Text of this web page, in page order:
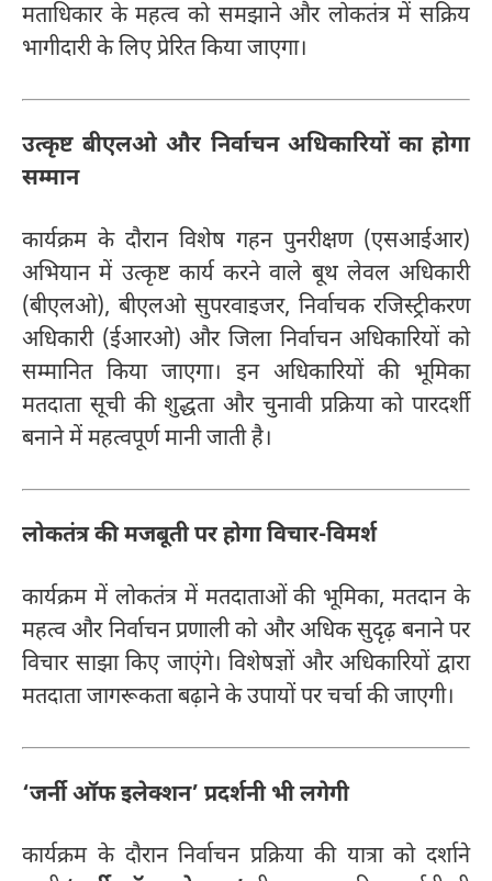
मताधिकार के महत्व को समझाने और लोकतंत्र में सक्रिय
भागीदारी के लिए प्रेरित किया जाएगा।
उत्कृष्ट बीएलओ और निर्वाचन अधिकारियों का होगा
सम्मान
कार्यक्रम के दौरान विशेष गहन पुनरीक्षण (एसआईआर)
अभियान में उत्कृष्ट कार्य करने वाले बूथ लेवल अधिकारी
(बीएलओ), बीएलओ सुपरवाइजर, निर्वाचक रजिस्ट्रीकरण
अधिकारी (ईआरओ) और जिला निर्वाचन अधिकारियों को
सम्मानित किया जाएगा। इन अधिकारियों की भूमिका
मतदाता सूची की शुद्धता और चुनावी प्रक्रिया को पारदर्शी
बनाने में महत्वपूर्ण मानी जाती है।
लोकतंत्र की मजबूती पर होगा विचार-विमर्श
कार्यक्रम में लोकतंत्र में मतदाताओं की भूमिका, मतदान के
महत्व और निर्वाचन प्रणाली को और अधिक सुदृढ़ बनाने पर
विचार साझा किए जाएंगे। विशेषज्ञों और अधिकारियों द्वारा
मतदाता जागरूकता बढ़ाने के उपायों पर चर्चा की जाएगी।
‘जर्नी ऑफ इलेक्शन’ प्रदर्शनी भी लगेगी
कार्यक्रम के दौरान निर्वाचन प्रक्रिया की यात्रा को दर्शाने